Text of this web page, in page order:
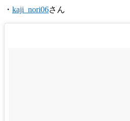
・ kaji_nori06さん